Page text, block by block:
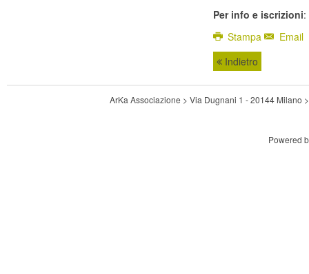
Per info e iscrizioni:
Stampa
Email
Indietro
ArKa Associazione > Via Dugnani 1 - 20144 Milano
Powered